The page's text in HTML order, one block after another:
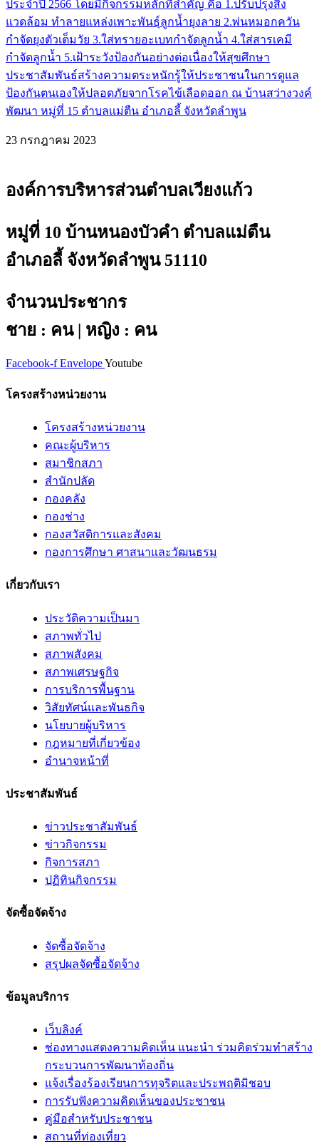
ประจำปี 2566 โดยมีกิจกรรมหลักที่สำคัญ คือ 1.ปรับปรุงสิ่ง
แวดล้อม ทำลายแหล่งเพาะพันธุ์ลูกน้ำยุงลาย 2.พ่นหมอกควัน
กำจัดยุงตัวเต็มวัย 3.ใส่ทรายอะเบทกำจัดลูกน้ำ 4.ใส่สารเคมี
กำจัดลูกน้ำ 5.เฝ้าระวังป้องกันอย่างต่อเนื่องให้สุขศึกษา
ประชาสัมพันธ์สร้างความตระหนักรู้ให้ประชาชนในการดูแล
ป้องกันตนเองให้ปลอดภัยจากโรคไข้เลือดออก ณ บ้านสว่างวงค์
พัฒนา หมู่ที่ 15 ตำบลแม่ตืน อำเภอลี้ จังหวัดลำพูน
23 กรกฎาคม 2023
องค์การบริหารส่วนตำบลเวียงแก้ว
หมู่ที่ 10 บ้านหนองบัวคำ ตำบลแม่ตืน
อำเภอลี้ จังหวัดลำพูน 51110
จำนวนประชากร
ชาย : คน | หญิง : คน
Facebook-f EnvelopeYoutube
โครงสร้างหน่วยงาน
โครงสร้างหน่วยงาน
คณะผู้บริหาร
สมาชิกสภา
สำนักปลัด
กองคลัง
กองช่าง
กองสวัสดิการและสังคม
กองการศึกษา ศาสนาและวัฒนธรม
เกี่ยวกับเรา
ประวัติความเป็นมา
สภาพทั่วไป
สภาพสังคม
สภาพเศรษฐกิจ
การบริการพื้นฐาน
วิสัยทัศน์และพันธกิจ
นโยบายผู้บริหาร
กฎหมายที่เกี่ยวข้อง
อํานาจหน้าที่
ประชาสัมพันธ์
ข่าวประชาสัมพันธ์
ข่าวกิจกรรม
กิจการสภา
ปฏิทินกิจกรรม
จัดซื้อจัดจ้าง
จัดซื้อจัดจ้าง
สรุปผลจัดซื้อจัดจ้าง
ข้อมูลบริการ
เว็บลิงค์
ช่องทางแสดงความคิดเห็น แนะนำ ร่วมคิดร่วมทำสร้าง
กระบวนการพัฒนาท้องถิ่น
แจ้งเรื่องร้องเรียนการทุจริตและประพฤติมิชอบ
การรับฟังความคิดเห็นของประชาชน
คู่มือสำหรับประชาชน
สถานที่ท่องเที่ยว